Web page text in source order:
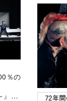
％の
』を